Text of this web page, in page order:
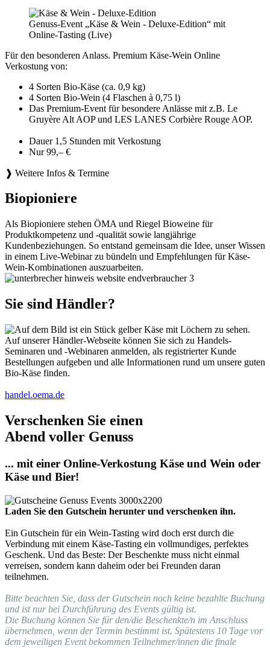
Genuss-Event „Käse & Wein - Deluxe-Edition“ mit
Online-Tasting (Live)
Für den besonderen Anlass. Premium Käse-Wein Online
Verkostung von:
4 Sorten Bio-Käse (ca. 0,9 kg)
4 Sorten Bio-Wein (4 Flaschen à 0,75 l)
Das Premium-Event für besondere Anlässe mit z.B. Le
Gruyère Alt AOP und LES LANES Corbière Rouge AOP.
Dauer 1,5 Stunden mit Verkostung
Nur 99,– €
❱ Weitere Infos & Termine
Biopioniere
Als Biopioniere stehen ÖMA und Riegel Bioweine für
Produktkompetenz und -qualität sowie langjährige
Kundenbeziehungen. So entstand gemeinsam die Idee, unser Wissen
in einem Live-Webinar zu bündeln und Empfehlungen für Käse-
Wein-Kombinationen auszuarbeiten.
Sie sind Händler?
Auf unserer Händler-Webseite können Sie sich zu Handels-
Seminaren und -Webinaren anmelden, als registrierter Kunde
Bestellungen aufgeben und alle Informationen rund um unsere guten
Bio-Käse finden.
handel.oema.de
Verschenken Sie einen
Abend voller Genuss
... mit einer Online-Verkostung Käse und Wein oder
Käse und Bier!
Laden Sie den Gutschein herunter und verschenken ihn.
Ein Gutschein für ein Wein-Tasting wird doch erst durch die
Verbindung mit einem Käse-Tasting ein vollmundiges, perfektes
Geschenk. Und das Beste: Der Beschenkte muss nicht einmal
verreisen, sondern kann daheim oder bei Freunden daran
teilnehmen.
Bitte beachten Sie, dass der Gutschein noch keine bezahlte Buchung
und ist nur bei Durchführung des Events gültig ist.
Die Buchung können Sie für den/die Beschenkte/n im Anschluss
übernehmen, wenn der Termin bestimmt ist. Spätestens 10 Tage vor
dem jeweiligen Event bekommen Teilnehmer/innen die finale